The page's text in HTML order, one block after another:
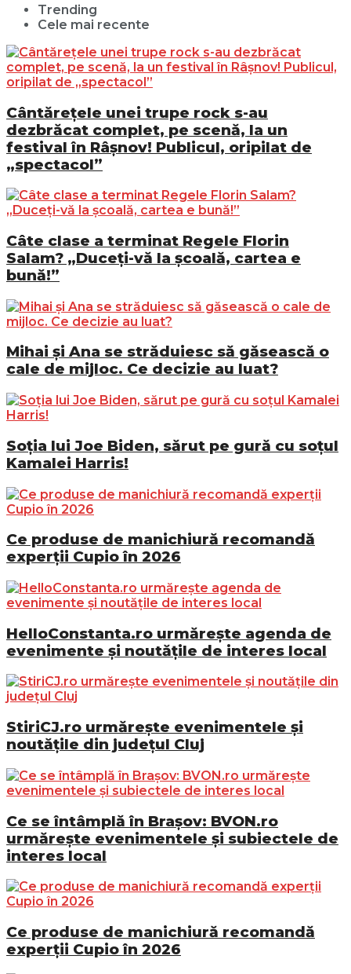
Trending
Cele mai recente
Cântărețele unei trupe rock s-au
dezbrăcat complet, pe scenă, la un
festival în Râșnov! Publicul, oripilat de
„spectacol”
Câte clase a terminat Regele Florin
Salam? „Duceți-vă la școală, cartea e
bună!”
Mihai și Ana se străduiesc să găsească o
cale de mijloc. Ce decizie au luat?
Soția lui Joe Biden, sărut pe gură cu soțul
Kamalei Harris!
Ce produse de manichiură recomandă
experții Cupio în 2026
HelloConstanta.ro urmărește agenda de
evenimente și noutățile de interes local
StiriCJ.ro urmărește evenimentele și
noutățile din județul Cluj
Ce se întâmplă în Brașov: BVON.ro
urmărește evenimentele și subiectele de
interes local
Ce produse de manichiură recomandă
experții Cupio în 2026